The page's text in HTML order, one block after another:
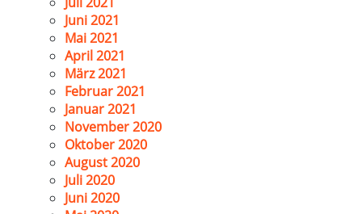
Juni 2021
Mai 2021
April 2021
März 2021
Februar 2021
Januar 2021
November 2020
Oktober 2020
August 2020
Juli 2020
Juni 2020